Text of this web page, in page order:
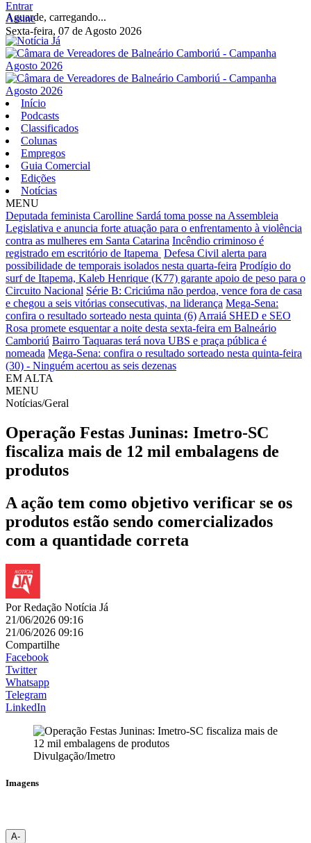
Aguarde, carregando...
Entrar
Assine
Sexta-feira, 07 de Agosto 2026
Início
Podcasts
Classificados
Colunas
Empregos
Guia Comercial
Edições
Notícias
MENU
Deputada feminista Carolline Sardá toma posse na Assembleia
Legislativa e anuncia forte atuação para o enfrentamento à violência
contra as mulheres em Santa Catarina Incêndio criminoso é
registrado em escritório de Itapema Defesa Civil alerta para
possibilidade de temporais isolados nesta quarta-feira Prodígio do
surf de Itapema, Kaleb Henrique (K77) garante apoio de peso para o
Circuito Nacional Série B: Criciúma não perdoa, vence fora de casa
e chegou a seis vitórias consecutivas, na liderança Mega-Sena:
confira o resultado sorteado nesta quinta (6) Arraiá SHED e SEO
Rosa promete esquentar a noite desta sexta-feira em Balneário
Camboriú Bairro Taquaras terá nova UBS e praça pública é
nomeada Mega-Sena: confira o resultado sorteado nesta quinta-feira
(30) - Ninguém acertou as seis dezenas
EM ALTA
MENU
Notícias/Geral
Operação Festas Juninas: Imetro-SC
fiscaliza mais de 12 mil embalagens de
produtos
A ação tem como objetivo verificar se os
produtos estão sendo comercializados
com a quantidade correta
PorRedação Notícia Já
21/06/2026 09:16
21/06/2026 09:16
Compartilhe
Facebook
Twitter
Whatsapp
Telegram
LinkedIn
Divulgação/Imetro
Imagens
A-